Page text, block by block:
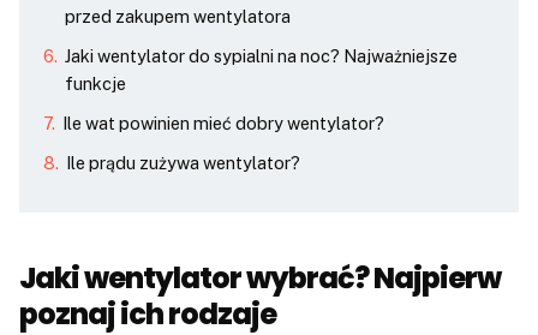
przed zakupem wentylatora
Jaki wentylator do sypialni na noc? Najważniejsze
funkcje
Ile wat powinien mieć dobry wentylator?
Ile prądu zużywa wentylator?
Jaki wentylator wybrać? Najpierw
poznaj ich rodzaje